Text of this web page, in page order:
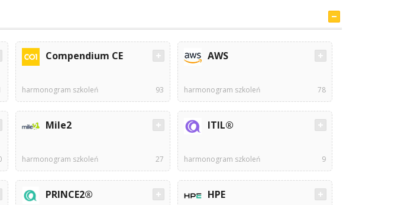
Compendium CE
harmonogram szkoleń 93
AWS
harmonogram szkoleń 78
Mile2
harmonogram szkoleń 27
ITIL®
harmonogram szkoleń 9
PRINCE2® HPE